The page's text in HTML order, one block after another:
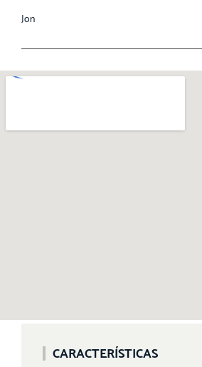
Jon
CARACTERÍSTICAS